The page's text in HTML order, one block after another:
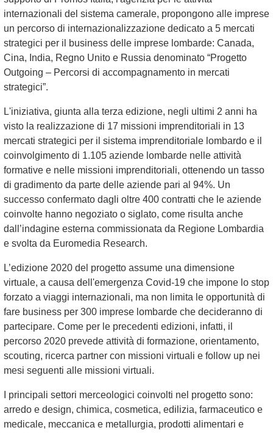
internazionali del sistema camerale, propongono alle imprese
un percorso di internazionalizzazione dedicato a 5 mercati
strategici per il business delle imprese lombarde: Canada,
Cina, India, Regno Unito e Russia denominato “Progetto
Outgoing – Percorsi di accompagnamento in mercati
strategici”.
L'iniziativa, giunta alla terza edizione, negli ultimi 2 anni ha
visto la realizzazione di 17 missioni imprenditoriali in 13
mercati strategici per il sistema imprenditoriale lombardo e il
coinvolgimento di 1.105 aziende lombarde nelle attività
formative e nelle missioni imprenditoriali, ottenendo un tasso
di gradimento da parte delle aziende pari al 94%. Un
successo confermato dagli oltre 400 contratti che le aziende
coinvolte hanno negoziato o siglato, come risulta anche
dall’indagine esterna commissionata da Regione Lombardia
e svolta da Euromedia Research.
L’edizione 2020 del progetto assume una dimensione
virtuale, a causa dell'emergenza Covid-19 che impone lo stop
forzato a viaggi internazionali, ma non limita le opportunità di
fare business per 300 imprese lombarde che decideranno di
partecipare. Come per le precedenti edizioni, infatti, il
percorso 2020 prevede attività di formazione, orientamento,
scouting, ricerca partner con missioni virtuali e follow up nei
mesi seguenti alle missioni virtuali.
I principali settori merceologici coinvolti nel progetto sono:
arredo e design, chimica, cosmetica, edilizia, farmaceutico e
medicale, meccanica e metallurgia, prodotti alimentari e